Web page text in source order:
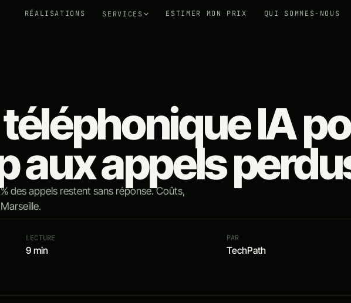
RÉALISATIONS SERVICES ESTIMER MON PRIX QUI SOMMES-NOUS
IA
aux appels
des appels restent sans réponse. Coûts,
LECTURE
9 min
PAR
TechPath